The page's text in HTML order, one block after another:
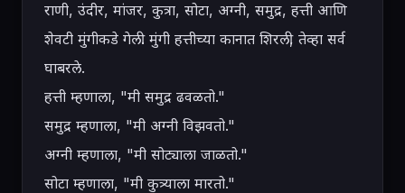
राणी, उंदीर, मांजर, कुत्रा, सोटा, अग्नी, समुद्र, हत्ती आणि
शेवटी मुंगीकडे गेली. मुंगी हत्तीच्या कानात शिरली, तेव्हा सर्व
घाबरले.
हत्ती म्हणाला, "मी समुद्र ढवळतो."
समुद्र म्हणाला, "मी अग्नी विझवतो."
अग्नी म्हणाला, "मी सोट्याला जाळतो."
सोटा म्हणाला, "मी कुत्र्याला मारतो."